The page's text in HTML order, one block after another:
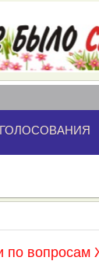
ГОЛОСОВАНИЯ
по